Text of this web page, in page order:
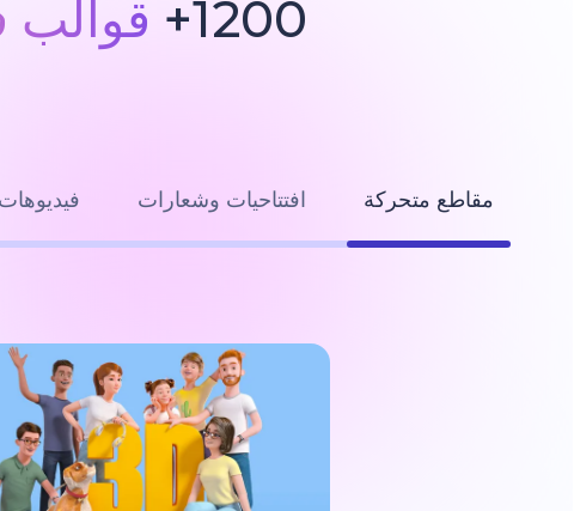
1200+ قوالب
مقاطع متحركة افتتاحيات وشعارات